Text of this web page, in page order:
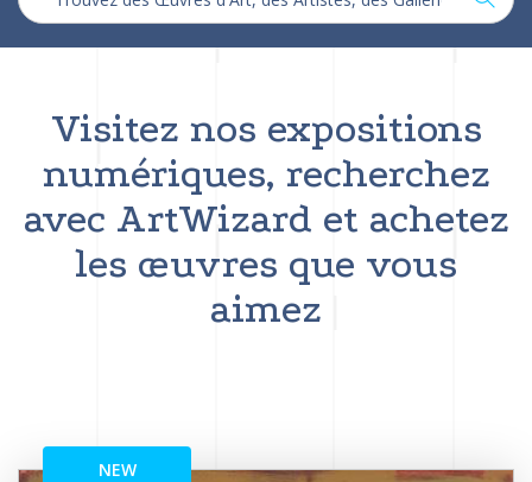
Visitez nos expositions
numériques, recherchez
avec ArtWizard et achetez
les œuvres que vous
aimez
NEW